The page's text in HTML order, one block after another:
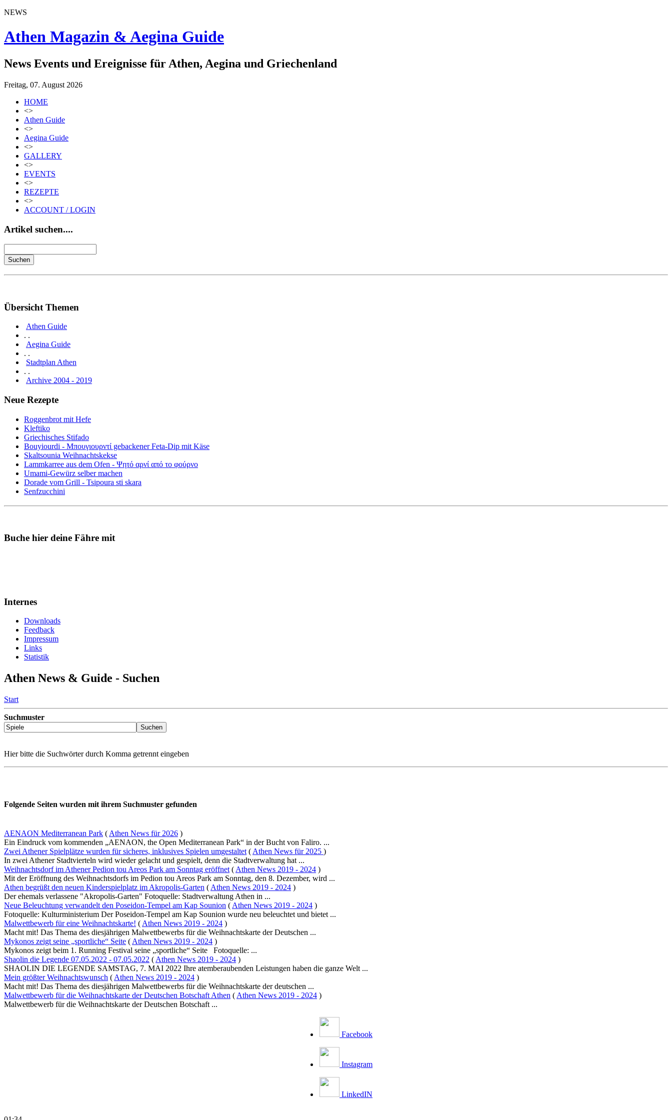
NEWS
Athen Magazin & Aegina Guide
News Events und Ereignisse für Athen, Aegina und Griechenland
Freitag, 07. August 2026
HOME
<>
Athen Guide
<>
Aegina Guide
<>
GALLERY
<>
EVENTS
<>
REZEPTE
<>
ACCOUNT / LOGIN
Artikel suchen....
Übersicht Themen
Athen Guide
. .
Aegina Guide
. .
Stadtplan Athen
. .
Archive 2004 - 2019
Neue Rezepte
Roggenbrot mit Hefe
Kleftiko
Griechisches Stifado
Bouyiourdi - Μπουγιουρντί gebackener Feta-Dip mit Käse
Skaltsounia Weihnachtskekse
Lammkarree aus dem Ofen - Ψητό αρνί από το φούρνο
Umami-Gewürz selber machen
Dorade vom Grill - Tsipoura sti skara
Senfzucchini
Buche hier deine Fähre mit
Internes
Downloads
Feedback
Impressum
Links
Statistik
Athen News & Guide - Suchen
Start
Suchmuster
Hier bitte die Suchwörter durch Komma getrennt eingeben
Folgende Seiten wurden mit ihrem Suchmuster gefunden
AENAON Mediterranean Park ( Athen News für 2026 )
Ein Eindruck vom kommenden „AENAON, the Open Mediterranean Park“ in der Bucht von Faliro. ...
Zwei Athener Spielplätze wurden für sicheres, inklusives Spielen umgestaltet ( Athen News für 2025 )
In zwei Athener Stadtvierteln wird wieder gelacht und gespielt, denn die Stadtverwaltung hat ...
Weihnachtsdorf im Athener Pedion tou Areos Park am Sonntag eröffnet ( Athen News 2019 - 2024 )
Mit der Eröffnung des Weihnachtsdorfs im Pedion tou Areos Park am Sonntag, den 8. Dezember, wird ...
Athen begrüßt den neuen Kinderspielplatz im Akropolis-Garten ( Athen News 2019 - 2024 )
Der ehemals verlassene "Akropolis-Garten" Fotoquelle: Stadtverwaltung Athen in ...
Neue Beleuchtung verwandelt den Poseidon-Tempel am Kap Sounion ( Athen News 2019 - 2024 )
Fotoquelle: Kulturministerium Der Poseidon-Tempel am Kap Sounion wurde neu beleuchtet und bietet ...
Malwettbewerb für eine Weihnachtskarte! ( Athen News 2019 - 2024 )
Macht mit! Das Thema des diesjährigen Malwettbewerbs für die Weihnachtskarte der Deutschen ...
Mykonos zeigt seine „sportliche“ Seite ( Athen News 2019 - 2024 )
Mykonos zeigt beim 1. Running Festival seine „sportliche“ Seite Fotoquelle: ...
Shaolin die Legende 07.05.2022 - 07.05.2022 ( Athen News 2019 - 2024 )
SHAOLIN DIE LEGENDE SAMSTAG, 7. MAI 2022 Ihre atemberaubenden Leistungen haben die ganze Welt ...
Mein größter Weihnachtswunsch ( Athen News 2019 - 2024 )
Macht mit! Das Thema des diesjährigen Malwettbewerbs für die Weihnachtskarte der deutschen ...
Malwettbewerb für die Weihnachtskarte der Deutschen Botschaft Athen ( Athen News 2019 - 2024 )
Malwettbewerb für die Weihnachtskarte der Deutschen Botschaft ...
Facebook
Instagram
LinkedIN